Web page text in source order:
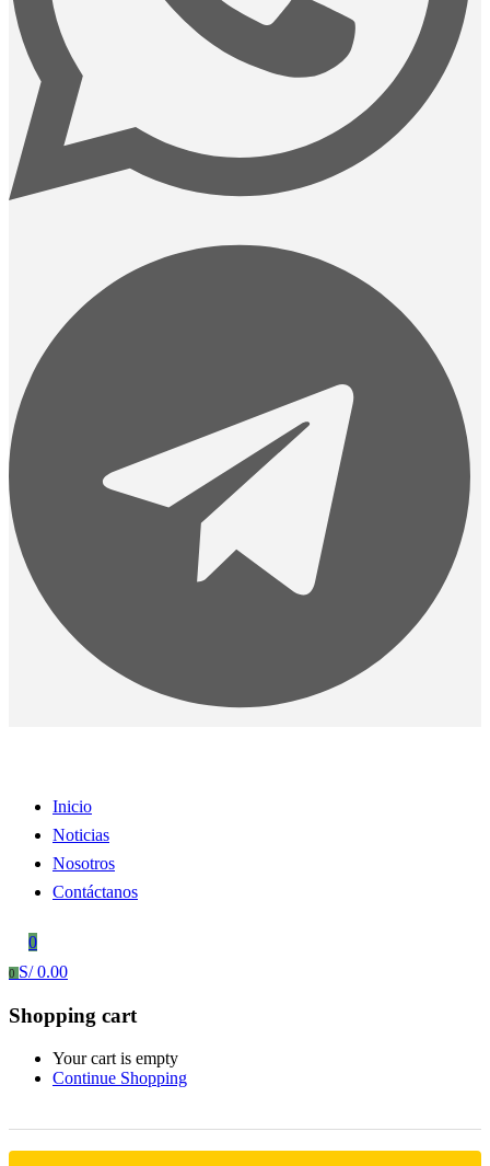
Inicio
Noticias
Nosotros
Contáctanos
0
0 S/0.00
Shopping cart
Your cart is empty
Continue Shopping